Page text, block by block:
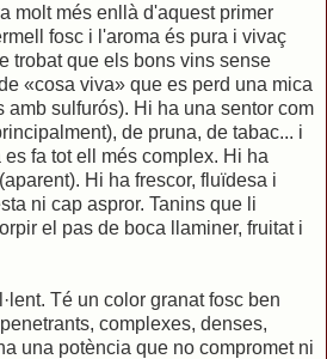
molt més enllà d'aquest primer
fosc i l'aroma és pura i vivaç
trobat que els bons vins sense
«cosa viva» que es perd una mica
amb sulfurós). Hi ha una sentor com
de pruna, de tabac... i
fa tot ell més complex. Hi ha
Hi ha frescor, fluïdesa i
ni cap aspror. Tanins que li
el pas de boca llaminer, fruitat i
Té un color granat fosc ben
complexes, denses,
una potència que no compromet ni